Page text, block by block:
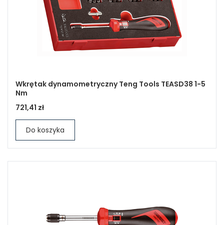
Wkrętak dynamometryczny Teng Tools TEASD38 1-5
Nm
721,41 zł
Do koszyka